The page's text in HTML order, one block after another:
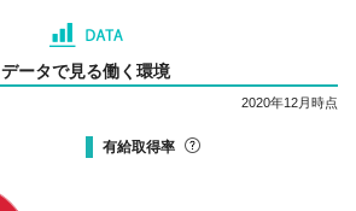
データで見る働く環境
2020年12月時点
有給取得率